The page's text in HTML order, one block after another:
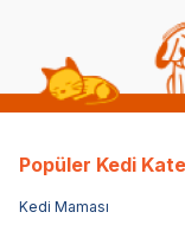
Popüler Kedi
Kedi Maması